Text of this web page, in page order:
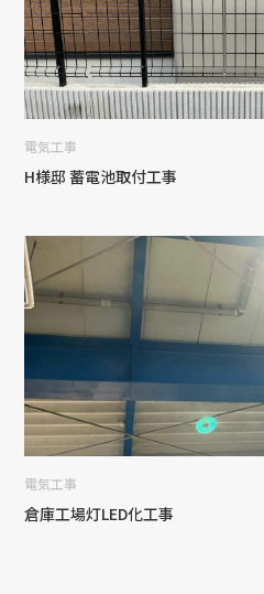
電気工事
H様邸 蓄電池取付工事
電気工事
倉庫工場灯LED化工事